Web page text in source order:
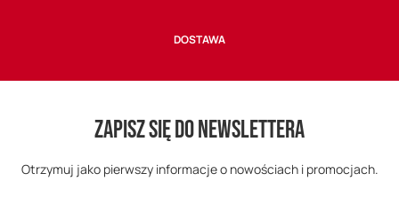
DOSTAWA
ZAPISZ SIĘ DO NEWSLETTERA
Otrzymuj jako pierwszy informacje o nowościach i promocjach.